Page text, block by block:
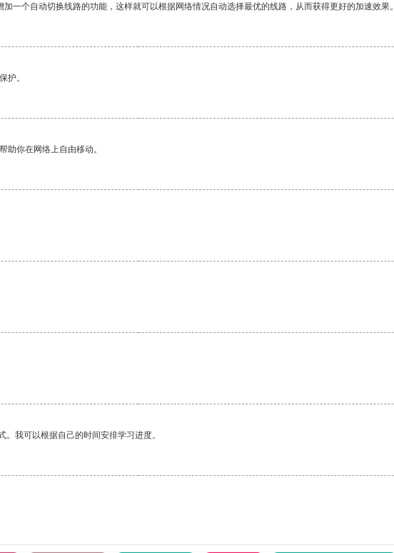
一个自动切换线路的功能，这样就可以根据网络情况自动选择最优的线路，从而获得更好的加速效果。
护。
助你在网络上自由移动。
我可以根据自己的时间安排学习进度。